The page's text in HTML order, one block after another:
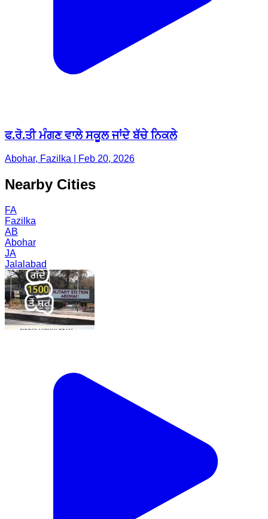
ਫ.ਰੋ.ਤੀ ਮੰਗਣ ਵਾਲੇ ਸਕੂਲ ਜਾਂਦੇ ਬੱਚੇ ਨਿਕਲੇ
Abohar, Fazilka | Feb 20, 2026
Nearby Cities
FA
Fazilka
AB
Abohar
JA
Jalalabad